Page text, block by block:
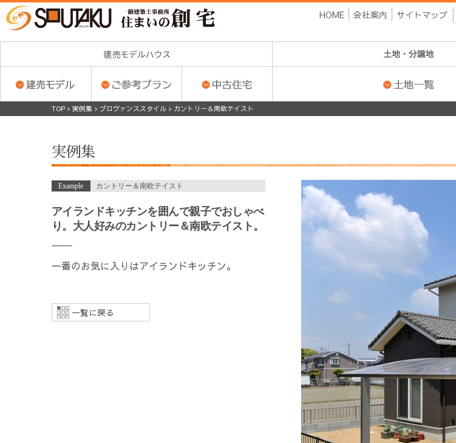
HOME 会社案内 サイトマップ
TOP> 実例集> プロヴァンススタイル> カントリー＆南欧テイスト
実例集
Example カントリー＆南欧テイスト
アイランドキッチンを囲んで親子でおしゃべ
り。大人好みのカントリー＆南欧テイスト。
一番のお気に入りはアイランドキッチン。
一覧に戻る